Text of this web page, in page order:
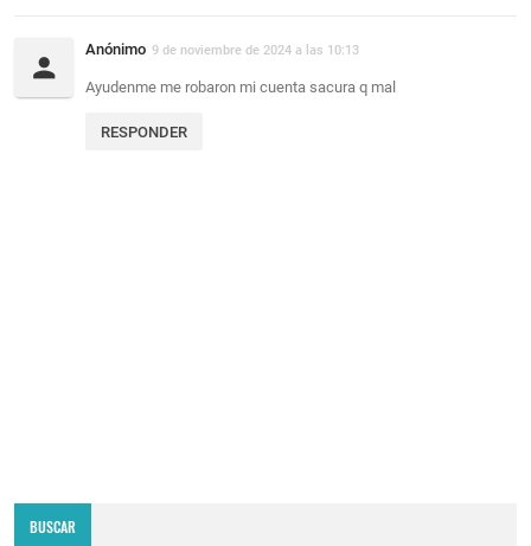
Anónimo 9 de noviembre de 2024 a las 10:13
Ayudenme me robaron mi cuenta sacura q mal
RESPONDER
BUSCAR